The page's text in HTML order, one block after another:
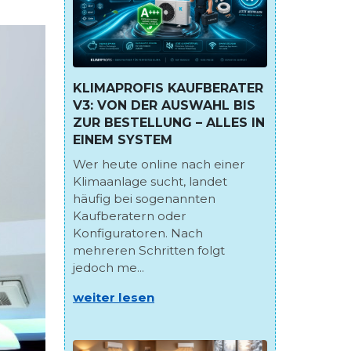
KLIMAPROFIS KAUFBERATER
V3: VON DER AUSWAHL BIS
ZUR BESTELLUNG – ALLES IN
EINEM SYSTEM
Wer heute online nach einer
Klimaanlage sucht, landet
häufig bei sogenannten
Kaufberatern oder
Konfiguratoren. Nach
mehreren Schritten folgt
jedoch me...
weiter lesen